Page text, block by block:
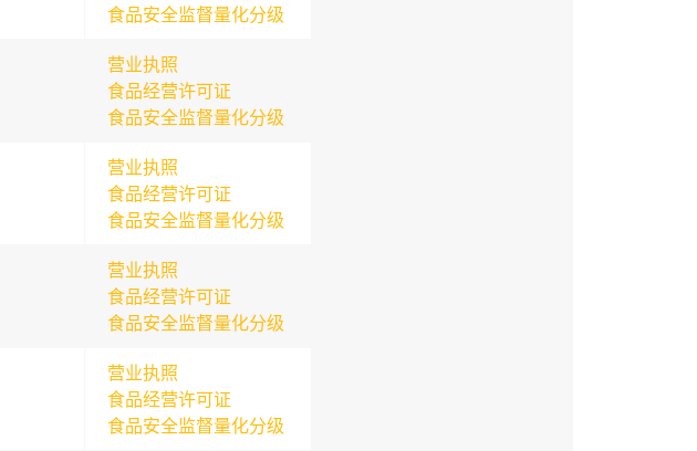
食品安全监督量化分级
营业执照
食品经营许可证
食品安全监督量化分级
营业执照
食品经营许可证
食品安全监督量化分级
营业执照
食品经营许可证
食品安全监督量化分级
营业执照
食品经营许可证
食品安全监督量化分级